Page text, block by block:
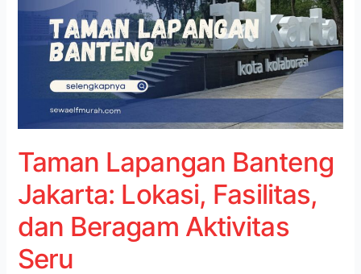
Taman Lapangan Banteng
Jakarta: Lokasi, Fasilitas,
dan Beragam Aktivitas
Seru
Jakarta:
Lokasi,
Fasilitas,
Beragam